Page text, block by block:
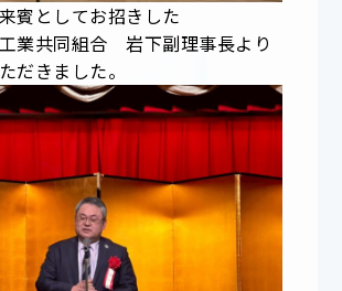
賓としてお招きした
業共同組合 岩下副理事長より
だきました。